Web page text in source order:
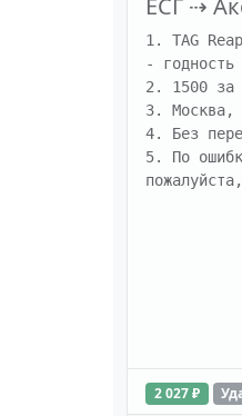
ЕСГ ⇢
1. TAG
- годность
2. 1500 за
3. Москва,
4. Без
5. По
2 027 ₽